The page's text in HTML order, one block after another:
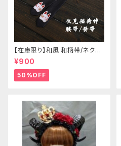
【在庫限り】和風 和柄帯/ネクタ
イ/リボン（狐面/金魚
¥900
50%OFF